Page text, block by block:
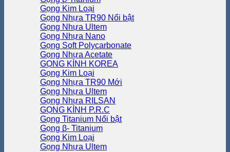
Gọng Kim Loại
Gọng Nhựa TR90
Gọng Nhựa Ultem
Gọng Nhựa Nano
Gọng Soft Polycarbonate
Gọng Nhựa Acetate
GỌNG KÍNH KOREA
Gọng Kim Loại
Gọng Nhựa TR90
Gọng Nhựa Ultem
Gọng Nhựa RILSAN
GỌNG KÍNH P.R.C
Gọng Titanium
Gọng β- Titanium
Gọng Kim Loại
Gọng Nhựa Ultem